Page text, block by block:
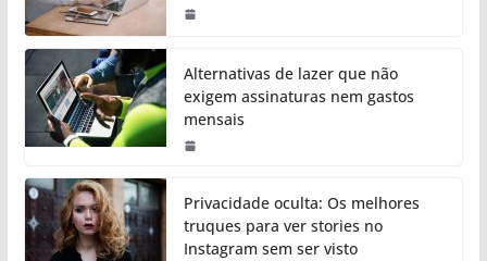
Alternativas de lazer que não
exigem assinaturas nem gastos
mensais
Privacidade oculta: Os melhores
truques para ver stories no
Instagram sem ser visto